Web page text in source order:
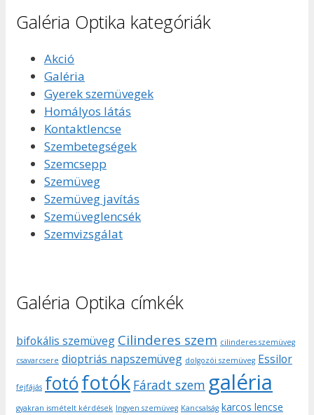
Galéria Optika kategóriák
Akció
Galéria
Gyerek szemüvegek
Homályos látás
Kontaktlencse
Szembetegségek
Szemcsepp
Szemüveg
Szemüveg javítás
Szemüveglencsék
Szemvizsgálat
Galéria Optika címkék
bifokális szemüveg Cilinderes szem cilinderes szemüveg
csavarcsere dioptriás napszemüveg dolgozói szemüveg Essilor
fejfájás fotófotók Fáradt szem galéria
gyakran ismételt kérdések Ingyen szemüveg Kancsalság karcos lencse